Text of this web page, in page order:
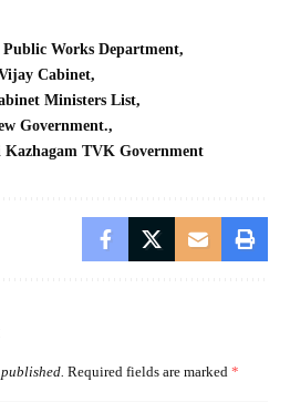
Works Department
Cabinet
Ministers List
Government.
Kazhagam TVK Government
Required fields are marked *